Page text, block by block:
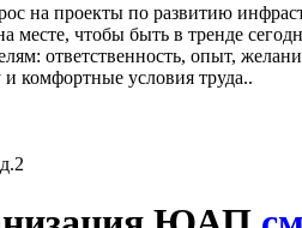
на проекты по развитию
месте, чтобы быть в тренде
ответственность, опыт,
комфортные условия труда..